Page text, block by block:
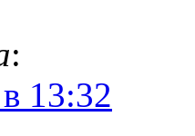
:
13:32